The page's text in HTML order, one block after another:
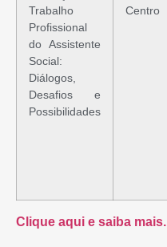
Trabalho
Profissional
do Assistente
Social:
Diálogos,
Desafios e
Possibilidades
Centro
Clique aqui e saiba mais.